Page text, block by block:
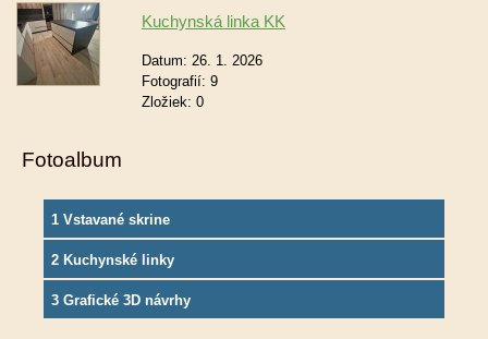
Kuchynská linka KK
Datum: 26. 1. 2026
Fotografií: 9
Zložiek: 0
Fotoalbum
1 Vstavané skrine
2 Kuchynské linky
3 Grafické 3D návrhy